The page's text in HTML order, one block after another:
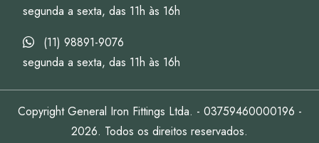
segunda a sexta, das 11h às 16h
(11) 98891-9076
segunda a sexta, das 11h às 16h
Copyright General Iron Fittings Ltda. - 03759460000196 -
2026. Todos os direitos reservados.